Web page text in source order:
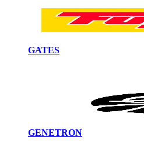
GATES
GENETRON